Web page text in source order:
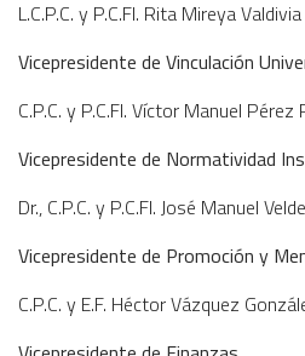
L.C.P.C. y P.C.FI. Rita Mireya
Vicepresidente de Vinculación
C.P.C. y P.C.FI. Víctor Manuel Pérez
Vicepresidente de Normatividad
Dr., C.P.C. y P.C.FI. José Manuel
Vicepresidente de Promoción y
C.P.C. y E.F. Héctor Vázquez